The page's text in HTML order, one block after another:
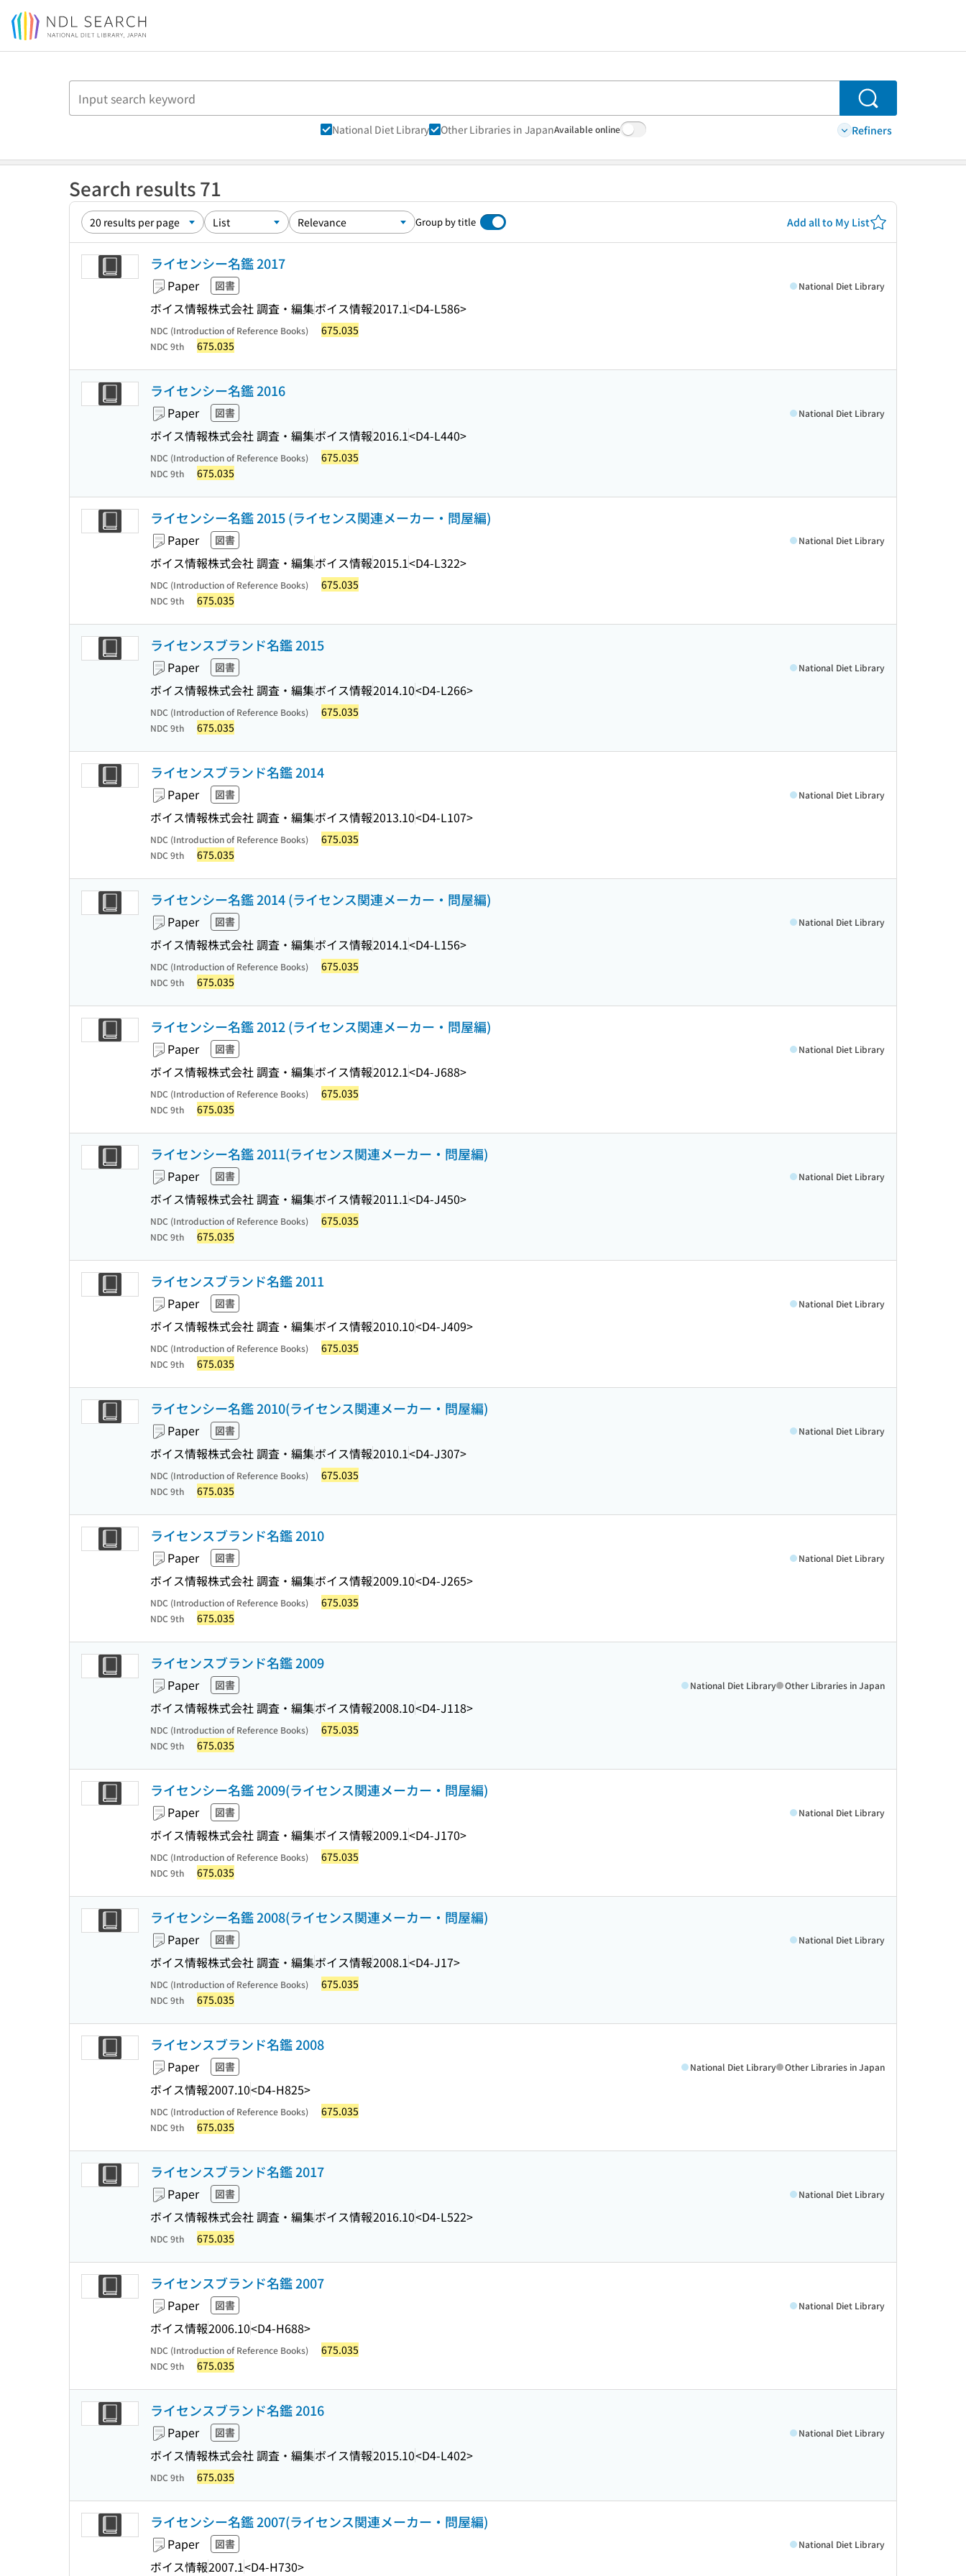
Jump to main content
Search
National Diet Library Other Libraries in JapanAvailable online Refiners
Search results 71
Group by title Add all to My List
ライセンシー名鑑 2017
Paper 図書
ボイス情報株式会社 調査・編集ボイス情報2017.1<D4-L586>
National Diet Library
NDC (Introduction of Reference Books) 675.035
NDC 9th 675.035
ライセンシー名鑑 2016
Paper 図書
ボイス情報株式会社 調査・編集ボイス情報2016.1<D4-L440>
National Diet Library
NDC (Introduction of Reference Books) 675.035
NDC 9th 675.035
ライセンシー名鑑 2015 (ライセンス関連メーカー・問屋編)
Paper 図書
ボイス情報株式会社 調査・編集ボイス情報2015.1<D4-L322>
National Diet Library
NDC (Introduction of Reference Books) 675.035
NDC 9th 675.035
ライセンスブランド名鑑 2015
Paper 図書
ボイス情報株式会社 調査・編集ボイス情報2014.10<D4-L266>
National Diet Library
NDC (Introduction of Reference Books) 675.035
NDC 9th 675.035
ライセンスブランド名鑑 2014
Paper 図書
ボイス情報株式会社 調査・編集ボイス情報2013.10<D4-L107>
National Diet Library
NDC (Introduction of Reference Books) 675.035
NDC 9th 675.035
ライセンシー名鑑 2014 (ライセンス関連メーカー・問屋編)
Paper 図書
ボイス情報株式会社 調査・編集ボイス情報2014.1<D4-L156>
National Diet Library
NDC (Introduction of Reference Books) 675.035
NDC 9th 675.035
ライセンシー名鑑 2012 (ライセンス関連メーカー・問屋編)
Paper 図書
ボイス情報株式会社 調査・編集ボイス情報2012.1<D4-J688>
National Diet Library
NDC (Introduction of Reference Books) 675.035
NDC 9th 675.035
ライセンシー名鑑 2011(ライセンス関連メーカー・問屋編)
Paper 図書
ボイス情報株式会社 調査・編集ボイス情報2011.1<D4-J450>
National Diet Library
NDC (Introduction of Reference Books) 675.035
NDC 9th 675.035
ライセンスブランド名鑑 2011
Paper 図書
ボイス情報株式会社 調査・編集ボイス情報2010.10<D4-J409>
National Diet Library
NDC (Introduction of Reference Books) 675.035
NDC 9th 675.035
ライセンシー名鑑 2010(ライセンス関連メーカー・問屋編)
Paper 図書
ボイス情報株式会社 調査・編集ボイス情報2010.1<D4-J307>
National Diet Library
NDC (Introduction of Reference Books) 675.035
NDC 9th 675.035
ライセンスブランド名鑑 2010
Paper 図書
ボイス情報株式会社 調査・編集ボイス情報2009.10<D4-J265>
National Diet Library
NDC (Introduction of Reference Books) 675.035
NDC 9th 675.035
ライセンスブランド名鑑 2009
Paper 図書
ボイス情報株式会社 調査・編集ボイス情報2008.10<D4-J118>
National Diet Library Other Libraries in Japan
NDC (Introduction of Reference Books) 675.035
NDC 9th 675.035
ライセンシー名鑑 2009(ライセンス関連メーカー・問屋編)
Paper 図書
ボイス情報株式会社 調査・編集ボイス情報2009.1<D4-J170>
National Diet Library
NDC (Introduction of Reference Books) 675.035
NDC 9th 675.035
ライセンシー名鑑 2008(ライセンス関連メーカー・問屋編)
Paper 図書
ボイス情報株式会社 調査・編集ボイス情報2008.1<D4-J17>
National Diet Library
NDC (Introduction of Reference Books) 675.035
NDC 9th 675.035
ライセンスブランド名鑑 2008
Paper 図書
ボイス情報2007.10<D4-H825>
National Diet Library Other Libraries in Japan
NDC (Introduction of Reference Books) 675.035
NDC 9th 675.035
ライセンスブランド名鑑 2017
Paper 図書
ボイス情報株式会社 調査・編集ボイス情報2016.10<D4-L522>
National Diet Library
NDC 9th 675.035
ライセンスブランド名鑑 2007
Paper 図書
ボイス情報2006.10<D4-H688>
National Diet Library
NDC (Introduction of Reference Books) 675.035
NDC 9th 675.035
ライセンスブランド名鑑 2016
Paper 図書
ボイス情報株式会社 調査・編集ボイス情報2015.10<D4-L402>
National Diet Library
NDC 9th 675.035
ライセンシー名鑑 2007(ライセンス関連メーカー・問屋編)
Paper 図書
ボイス情報2007.1<D4-H730>
National Diet Library